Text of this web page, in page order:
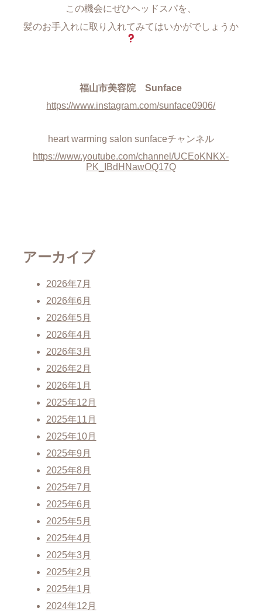
この機会にぜひヘッドスパを、
髪のお手入れに取り入れてみてはいかがでしょうか
福山市美容院 Sunface
https://www.instagram.com/sunface0906/
heart warming salon sunfaceチャンネル
https://www.youtube.com/channel/UCEoKNKX-
PK_IBdHNawOQ17Q
アーカイブ
2026年7月
2026年6月
2026年5月
2026年4月
2026年3月
2026年2月
2026年1月
2025年12月
2025年11月
2025年10月
2025年9月
2025年8月
2025年7月
2025年6月
2025年5月
2025年4月
2025年3月
2025年2月
2025年1月
2024年12月